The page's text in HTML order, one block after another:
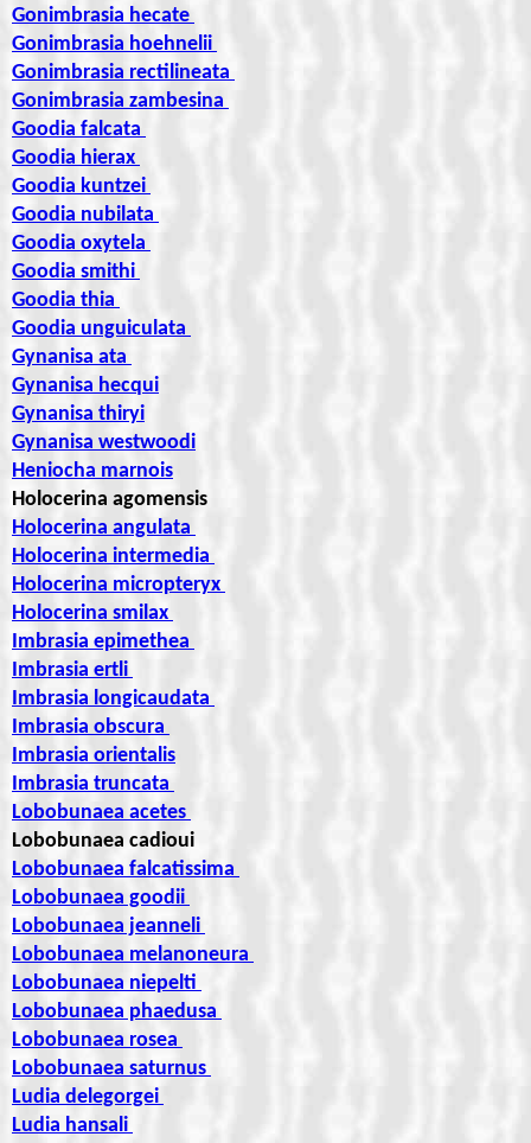
Gonimbrasia hecate
Gonimbrasia hoehnelii
Gonimbrasia rectilineata
Gonimbrasia zambesina
Goodia falcata
Goodia hierax
Goodia kuntzei
Goodia nubilata
Goodia oxytela
Goodia smithi
Goodia thia
Goodia unguiculata
Gynanisa ata
Gynanisa hecqui
Gynanisa thiryi
Gynanisa westwoodi
Heniocha marnois
Holocerina agomensis
Holocerina angulata
Holocerina intermedia
Holocerina micropteryx
Holocerina smilax
Imbrasia epimethea
Imbrasia ertli
Imbrasia longicaudata
Imbrasia obscura
Imbrasia orientalis
Imbrasia truncata
Lobobunaea acetes
Lobobunaea cadioui
Lobobunaea falcatissima
Lobobunaea goodii
Lobobunaea jeanneli
Lobobunaea melanoneura
Lobobunaea niepelti
Lobobunaea phaedusa
Lobobunaea rosea
Lobobunaea saturnus
Ludia delegorgei
Ludia hansali